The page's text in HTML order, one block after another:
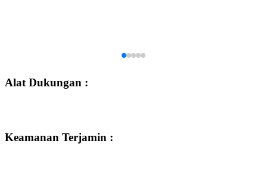
Alat Dukungan :
Keamanan Terjamin :